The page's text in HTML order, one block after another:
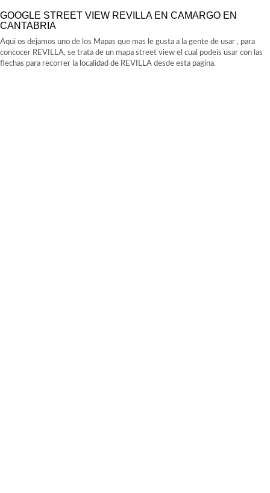
GOOGLE STREET VIEW REVILLA EN CAMARGO EN
CANTABRIA
Aqui os dejamos uno de los Mapas que mas le gusta a la gente de usar , para
concocer REVILLA, se trata de un mapa street view el cual podeis usar con las
flechas para recorrer la localidad de REVILLA desde esta pagina.